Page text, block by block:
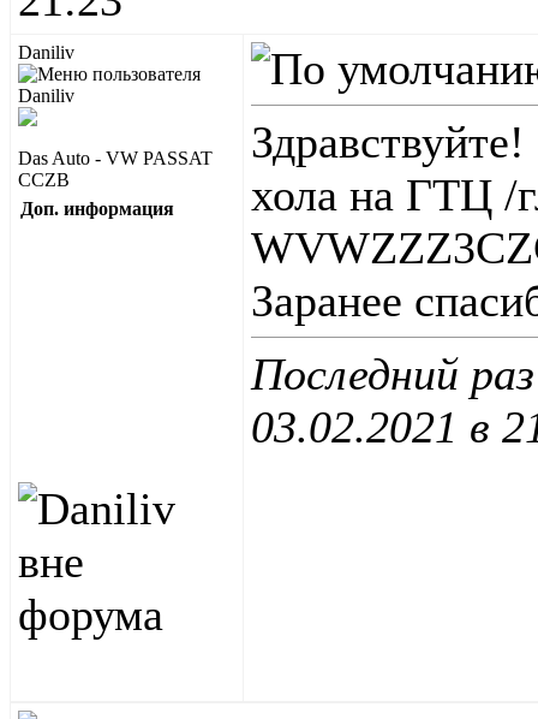
Daniliv
Das Auto - VW PASSAT
CCZB
Доп. информация
хола на ГТЦ /
Заранее
Последний
03.02.2021 в